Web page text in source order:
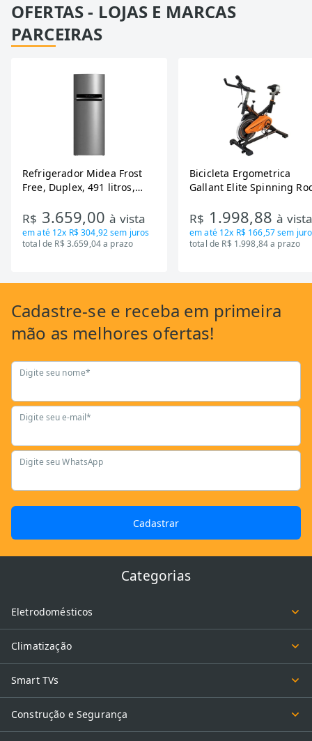
OFERTAS - LOJAS E MARCAS
PARCEIRAS
Refrigerador Midea Frost
Free, Duplex, 491 litros,
RT650EVK463)
R$ 3.659,00à vista
em até 12x R$ 304,92sem juros
total de R$ 3.659,04 a prazo
Bicicleta Ergometrica
Gallant Elite Spinning
Mecanica GSB13HBTA-PT
R$ 1.998,88à
em até 12x R$ 166,57sem
total de R$ 1.998,84 a prazo
Cadastre-se e receba em primeira
mão as melhores ofertas!
Digite seu nome*
Digite seu e-mail*
Digite seu WhatsApp
Cadastrar
Categorias
Eletrodomésticos
Climatização
Smart TVs
Construção e Segurança